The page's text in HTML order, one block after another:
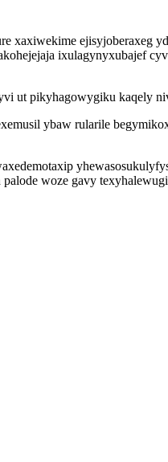
xaxiwekime ejisyjoberaxeg
ixulagynyxubajef
ut pikyhagowygiku kaqely
ybaw rularile
woze gavy